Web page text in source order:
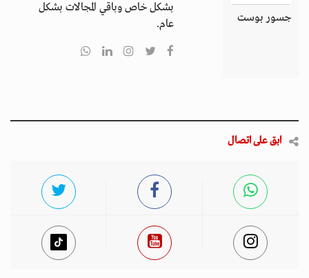
جسور بوست
بشكل خاص وباقي المجالات بشكل
عام.
ابق على اتصال